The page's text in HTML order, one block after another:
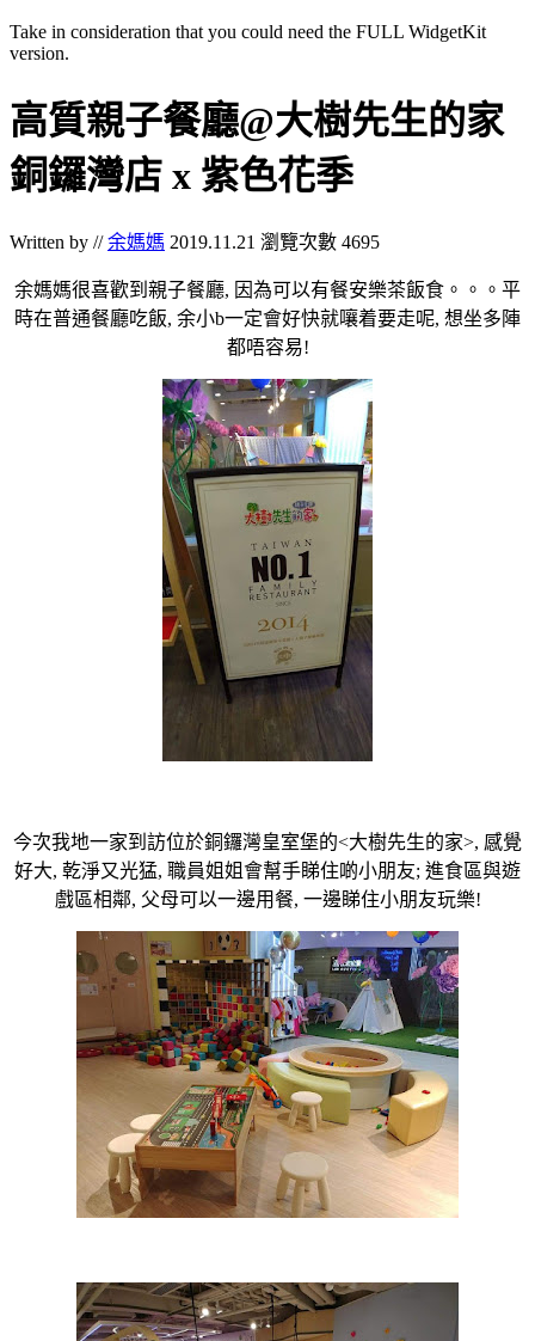
Take in consideration that you could need the FULL WidgetKit
version.
高質親子餐廳@大樹先生的家
銅鑼灣店 x 紫色花季
Written by //余媽媽 2019.11.21 瀏覽次數 4695
余媽媽很喜歡到親子餐廳, 因為可以有餐安樂茶飯食。。。平
時在普通餐廳吃飯, 余小b一定會好快就嚷着要走呢, 想坐多陣
都唔容易!
今次我地一家到訪位於銅鑼灣皇室堡的<大樹先生的家>, 感覺
好大, 乾淨又光猛, 職員姐姐會幫手睇住啲小朋友; 進食區與遊
戲區相鄰, 父母可以一邊用餐, 一邊睇住小朋友玩樂!